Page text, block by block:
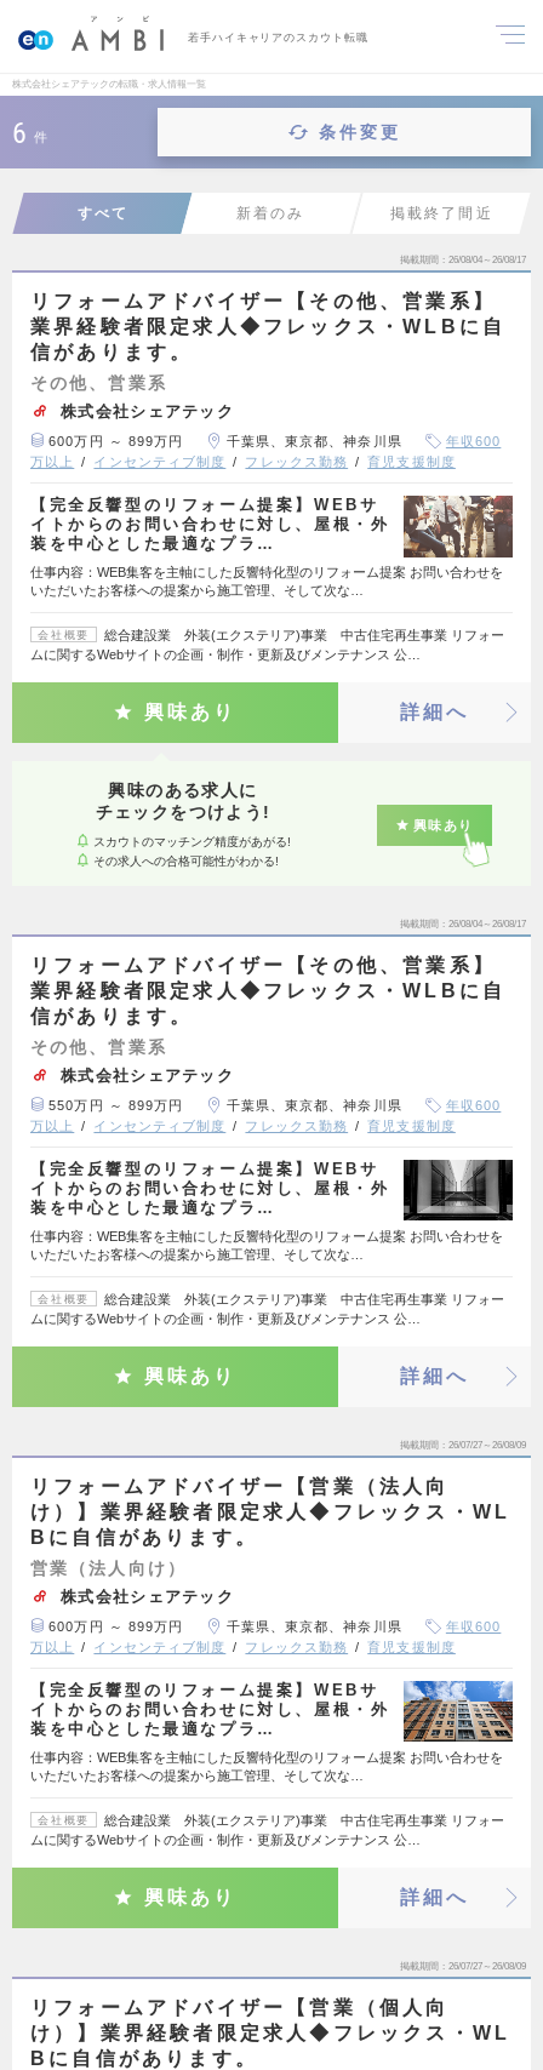
若手ハイキャリアのスカウト転職
株式会社シェアテックの転職・求人情報一覧
6 件 条件変更
すべて 新着のみ 掲載終了間近
掲載期間 26/08/04～26/08/17
リフォームアドバイザー【その他、営業系】
業界経験者限定求人◆フレックス・WLBに自
信があります。
その他、営業系
株式会社シェアテック
600万円 ～ 899万円 千葉県、東京都、神奈川県
年収600
万以上
インセンティブ制度 フレックス勤務 育児支援制度
【完全反響型のリフォーム提案】WEBサ
イトからのお問い合わせに対し、屋根・外
装を中心とした最適なプラ…
仕事内容：WEB集客を主軸にした反響特化型のリフォーム提案 お問い合わせを
いただいたお客様への提案から施工管理、そして次な…
会社概要
総合建設業 外装(エクステリア)事業 中古住宅再生事業 リフォー
ムに関するWebサイトの企画・制作・更新及びメンテナンス 公…
興味あり 詳細へ
興味のある求人に
チェックをつけよう!
スカウトのマッチング精度があがる!
その求人への合格可能性がわかる!
興味あり
掲載期間 26/08/04～26/08/17
リフォームアドバイザー【その他、営業系】
業界経験者限定求人◆フレックス・WLBに自
信があります。
その他、営業系
株式会社シェアテック
550万円 ～ 899万円 千葉県、東京都、神奈川県
年収600
万以上
インセンティブ制度 フレックス勤務 育児支援制度
【完全反響型のリフォーム提案】WEBサ
イトからのお問い合わせに対し、屋根・外
装を中心とした最適なプラ…
仕事内容：WEB集客を主軸にした反響特化型のリフォーム提案 お問い合わせを
いただいたお客様への提案から施工管理、そして次な…
会社概要
総合建設業 外装(エクステリア)事業 中古住宅再生事業 リフォー
ムに関するWebサイトの企画・制作・更新及びメンテナンス 公…
興味あり 詳細へ
掲載期間 26/07/27～26/08/09
リフォームアドバイザー【営業（法人向
け）】業界経験者限定求人◆フレックス・WL
Bに自信があります。
営業（法人向け）
株式会社シェアテック
600万円 ～ 899万円 千葉県、東京都、神奈川県
年収600
万以上
インセンティブ制度 フレックス勤務 育児支援制度
【完全反響型のリフォーム提案】WEBサ
イトからのお問い合わせに対し、屋根・外
装を中心とした最適なプラ…
仕事内容：WEB集客を主軸にした反響特化型のリフォーム提案 お問い合わせを
いただいたお客様への提案から施工管理、そして次な…
会社概要
総合建設業 外装(エクステリア)事業 中古住宅再生事業 リフォー
ムに関するWebサイトの企画・制作・更新及びメンテナンス 公…
興味あり 詳細へ
掲載期間 26/07/27～26/08/09
リフォームアドバイザー【営業（個人向
け）】業界経験者限定求人◆フレックス・WL
Bに自信があります。